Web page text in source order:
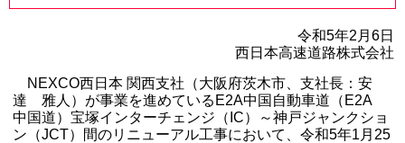
令和5年2月6日
西日本高速道路株式会社
NEXCO西日本 関西支社（大阪府茨木市、支社長：安
達 雅人）が事業を進めているE2A中国自動車道（E2A
中国道）宝塚インターチェンジ（IC）～神戸ジャンクショ
ン（JCT）間のリニューアル工事において、令和5年1月25